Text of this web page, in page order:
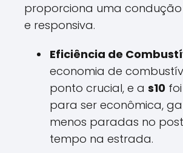
proporciona uma condução
e responsiva.
Eficiência de
economia de
ponto crucial, e a s10
para ser econômica,
menos paradas no
tempo na estrada.